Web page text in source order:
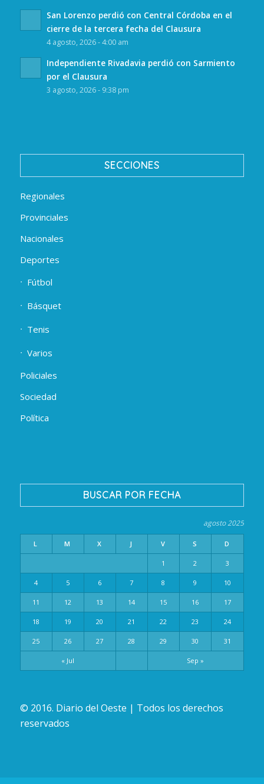
San Lorenzo perdió con Central Córdoba en el
cierre de la tercera fecha del Clausura
4 agosto, 2026 - 4:00 am
Independiente Rivadavia perdió con Sarmiento
por el Clausura
3 agosto, 2026 - 9:38 pm
SECCIONES
Regionales
Provinciales
Nacionales
Deportes
Fútbol
Básquet
Tenis
Varios
Policiales
Sociedad
Política
BUSCAR POR FECHA
agosto 2025
L M X J V S D
« Jul Sep »
1 2 3
4 5 6 7 8 9 10
11 12 13 14 15 16 17
18 19 20 21 22 23 24
25 26 27 28 29 30 31
© 2016. Diario del Oeste | Todos los derechos
reservados